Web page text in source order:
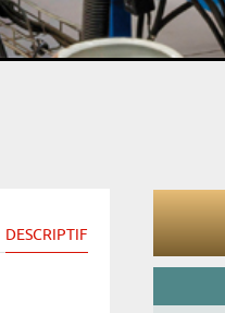
DESCRIPTIF